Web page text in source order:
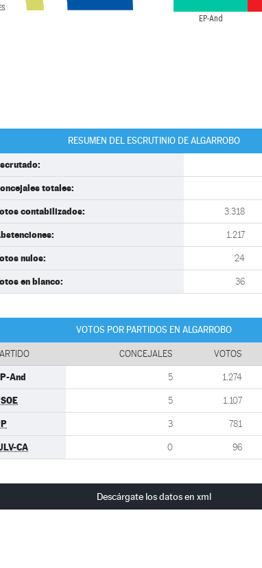
EP-And
RESUMEN DEL ESCRUTINIO DE ALGARROBO
totales:
contabilizados: 3.318
1.217
nulos: 24
en blanco: 36
VOTOS POR PARTIDOS EN ALGARROBO
CONCEJALES VOTOS
And 5 1.274
5 1.107
3 781
CA 0 96
Descárgate los datos en xml